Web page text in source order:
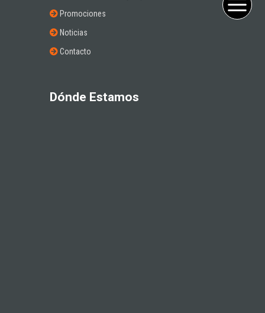
Promociones
Noticias
Contacto
Dónde Estamos